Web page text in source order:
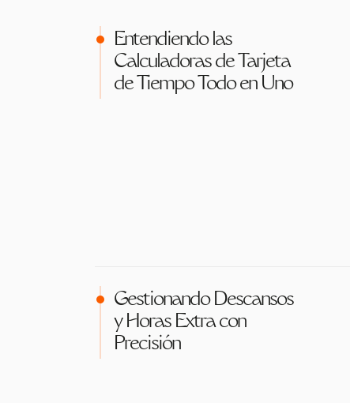
Entendiendo las
Calculadoras de Tarjeta
de Tiempo Todo en Uno
Gestionando Descansos
y Horas Extra con
Precisión